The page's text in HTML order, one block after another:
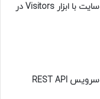
بررسی آمار بازدید وب سایت با ابزار Visitors در
راهنمای استفاده از وب سرویس REST API